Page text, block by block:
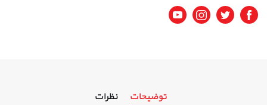
Facebook
Twitter
Instagram
Youtube
توضیحات نظرات